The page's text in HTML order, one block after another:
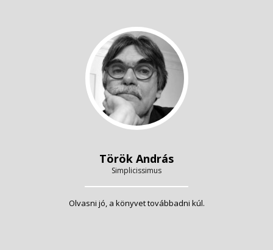
Török András
Simplicissimus
Olvasni jó, a könyvet továbbadni kúl.